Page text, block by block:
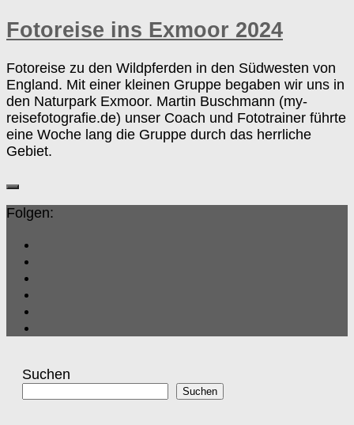
Fotoreise ins Exmoor 2024
Fotoreise zu den Wildpferden in den Südwesten von
England. Mit einer kleinen Gruppe begaben wir uns in
den Naturpark Exmoor. Martin Buschmann (my-
reisefotografie.de) unser Coach und Fototrainer führte
eine Woche lang die Gruppe durch das herrliche
Gebiet.
Folgen:
Suchen
Suchen